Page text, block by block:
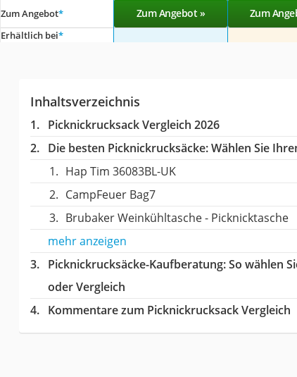
Zum Angebot* Zum Angebot » Zum
Erhältlich bei*
Inhaltsverzeichnis
Picknickrucksack Vergleich 2026
Die besten Picknickrucksäcke:Wählen Sie
Hap Tim ‎36083BL-UK
CampFeuer Bag7
Brubaker Weinkühltasche - Picknicktasche
mehr anzeigen
Picknickrucksäcke-Kaufberatung: So wählen
oder Vergleich
Kommentare zum Picknickrucksack Vergleich